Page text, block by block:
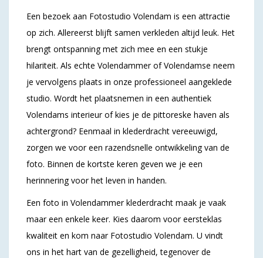
Een bezoek aan Fotostudio Volendam is een attractie
op zich. Allereerst blijft samen verkleden altijd leuk. Het
brengt ontspanning met zich mee en een stukje
hilariteit. Als echte Volendammer of Volendamse neem
je vervolgens plaats in onze professioneel aangeklede
studio. Wordt het plaatsnemen in een authentiek
Volendams interieur of kies je de pittoreske haven als
achtergrond? Eenmaal in klederdracht vereeuwigd,
zorgen we voor een razendsnelle ontwikkeling van de
foto. Binnen de kortste keren geven we je een
herinnering voor het leven in handen.
Een foto in Volendammer klederdracht maak je vaak
maar een enkele keer. Kies daarom voor eersteklas
kwaliteit en kom naar Fotostudio Volendam. U vindt
ons in het hart van de gezelligheid, tegenover de